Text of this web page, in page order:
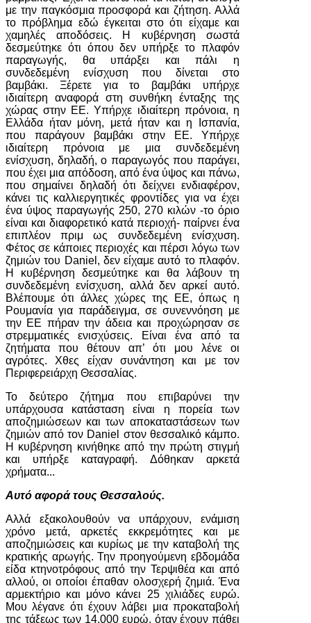
με την παγκόσμια προσφορά και ζήτηση. Αλλά
το πρόβλημα εδώ έγκειται στο ότι είχαμε και
χαμηλές αποδόσεις. Η κυβέρνηση σωστά
δεσμεύτηκε ότι όπου δεν υπήρξε το πλαφόν
παραγωγής, θα υπάρξει και πάλι η
συνδεδεμένη ενίσχυση που δίνεται στο
βαμβάκι. Ξέρετε για το βαμβάκι υπήρχε
ιδιαίτερη αναφορά στη συνθήκη ένταξης της
χώρας στην ΕΕ. Υπήρχε ιδιαίτερη πρόνοια, η
Ελλάδα ήταν μόνη, μετά ήταν και η Ισπανία,
που παράγουν βαμβάκι στην ΕΕ. Υπήρχε
ιδιαίτερη πρόνοια με μια συνδεδεμένη
ενίσχυση, δηλαδή, ο παραγωγός που παράγει,
που έχει μια απόδοση, από ένα ύψος και πάνω,
που σημαίνει δηλαδή ότι δείχνει ενδιαφέρον,
κάνει τις καλλιεργητικές φροντίδες για να έχει
ένα ύψος παραγωγής 250, 270 κιλών -το όριο
είναι και διαφορετικό κατά περιοχή- παίρνει ένα
επιπλέον πριμ ως συνδεδεμένη ενίσχυση.
Φέτος σε κάποιες περιοχές και πέρσι λόγω των
ζημιών του Daniel, δεν είχαμε αυτό το πλαφόν.
Η κυβέρνηση δεσμεύτηκε και θα λάβουν τη
συνδεδεμένη ενίσχυση, αλλά δεν αρκεί αυτό.
Βλέπουμε ότι άλλες χώρες της ΕΕ, όπως η
Ρουμανία για παράδειγμα, σε συνεννόηση με
την ΕΕ πήραν την άδεια και προχώρησαν σε
στρεμματικές ενισχύσεις. Είναι ένα από τα
ζητήματα που θέτουν απ’ ότι μου λένε οι
αγρότες. Χθες είχαν συνάντηση και με τον
Περιφερειάρχη Θεσσαλίας.
Το δεύτερο ζήτημα που επιβαρύνει την
υπάρχουσα κατάσταση είναι η πορεία των
αποζημιώσεων και των αποκαταστάσεων των
ζημιών από τον Daniel στον θεσσαλικό κάμπο.
Η κυβέρνηση κινήθηκε από την πρώτη στιγμή
και υπήρξε καταγραφή. Δόθηκαν αρκετά
χρήματα...
Αυτό αφορά τους Θεσσαλούς.
Αλλά εξακολουθούν να υπάρχουν, ενάμιση
χρόνο μετά, αρκετές εκκρεμότητες και με
αποζημιώσεις και κυρίως με την καταβολή της
κρατικής αρωγής. Την προηγούμενη εβδομάδα
είδα κτηνοτρόφους από την Τερψιθέα και από
αλλού, οι οποίοι έπαθαν ολοσχερή ζημιά. Ένα
αρμεκτήριο και μόνο κάνει 25 χιλιάδες ευρώ.
Μου λέγανε ότι έχουν λάβει μια προκαταβολή
της τάξεως των 14.000 ευρώ, όταν έχουν πάθει